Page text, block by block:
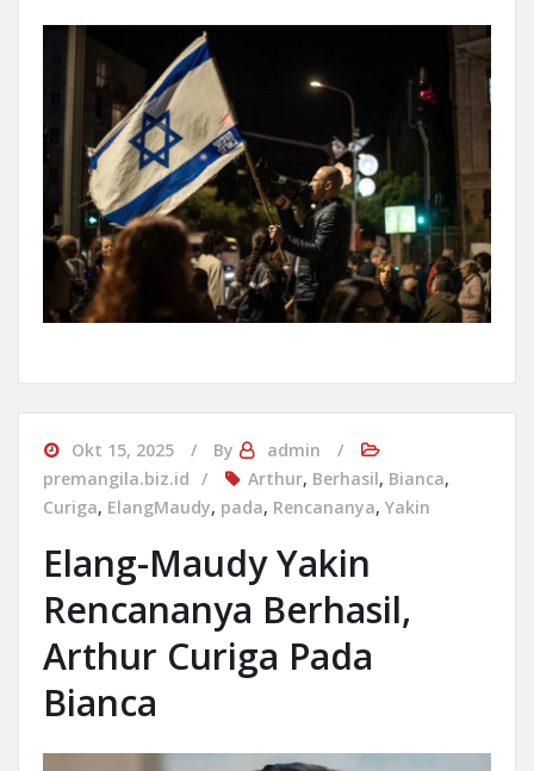
Okt 15, 2025 By
admin
premangila.biz.id
Arthur, Berhasil, Bianca,
Curiga, ElangMaudy, pada, Rencananya, Yakin
Elang-Maudy Yakin
Rencananya Berhasil,
Arthur Curiga Pada
Bianca